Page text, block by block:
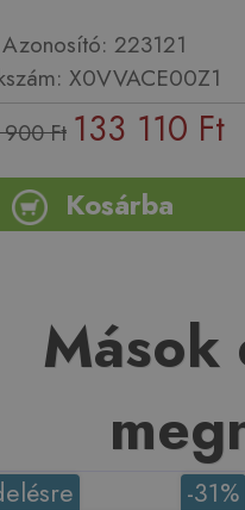
Azonosító: 223121
X0VVACE00Z1
Ft 133 110 Ft
Kosárba
Mások
-31%